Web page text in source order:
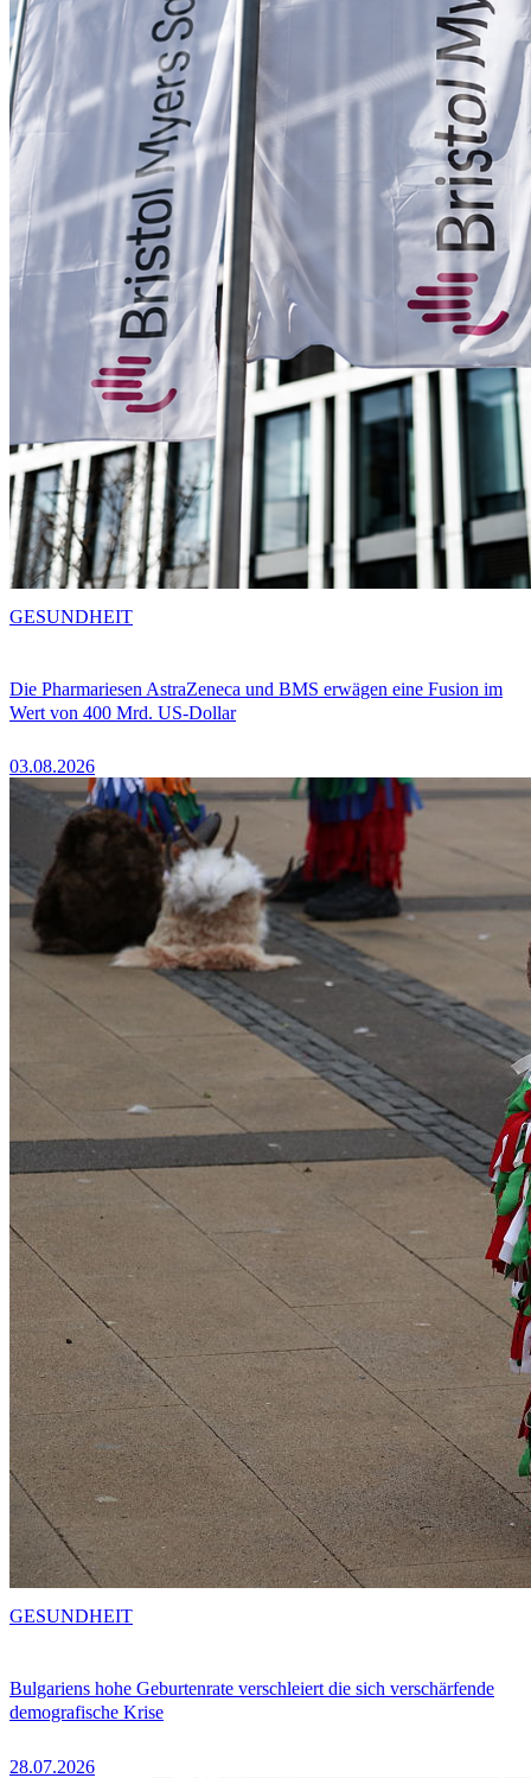
Die Pharmariesen AstraZeneca und BMS erwägen eine Fusion im
Wert von 400 Mrd. US-Dollar
03.08.2026
GESUNDHEIT
Bulgariens hohe Geburtenrate verschleiert die sich verschärfende
demografische Krise
28.07.2026
GESUNDHEIT